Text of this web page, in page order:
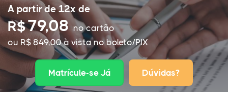
A partir de 12x de
R$79,08no cartão
ou R$ 849,00 à vista no boleto/PIX
Matrícule-se Já Dúvidas?